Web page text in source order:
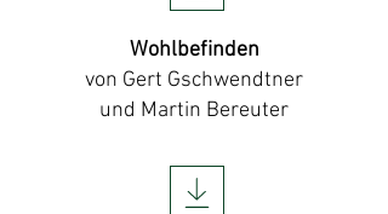
Wohlbefinden
von Gert Gschwendtner
und Martin Bereuter